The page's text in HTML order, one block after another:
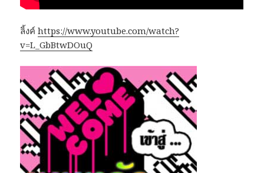
ลิ้งค์https://www.youtube.com/watch?
v=L_GbBtwDOuQ